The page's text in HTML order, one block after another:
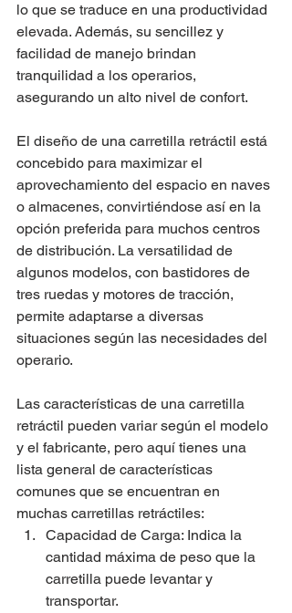
lo que se traduce en una productividad
elevada. Además, su sencillez y
facilidad de manejo brindan
tranquilidad a los operarios,
asegurando un alto nivel de confort.
El diseño de una carretilla retráctil está
concebido para maximizar el
aprovechamiento del espacio en naves
o almacenes, convirtiéndose así en la
opción preferida para muchos centros
de distribución. La versatilidad de
algunos modelos, con bastidores de
tres ruedas y motores de tracción,
permite adaptarse a diversas
situaciones según las necesidades del
operario.
Las características de una carretilla
retráctil pueden variar según el modelo
y el fabricante, pero aquí tienes una
lista general de características
comunes que se encuentran en
muchas carretillas retráctiles:
Capacidad de Carga: Indica la
cantidad máxima de peso que la
carretilla puede levantar y
transportar.